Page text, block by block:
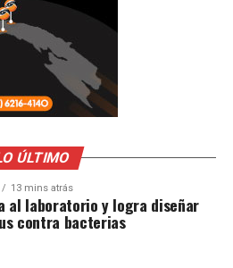
ÚLTIMO
13 mins atrás
al laboratorio y logra diseñar
contra bacterias